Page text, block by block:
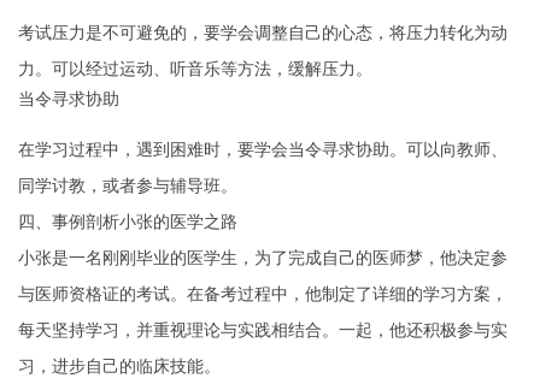
考试压力是不可避免的，要学会调整自己的心态，将压力转化为动
力。可以经过运动、听音乐等方法，缓解压力。
当令寻求协助
在学习过程中，遇到困难时，要学会当令寻求协助。可以向教师、
同学讨教，或者参与辅导班。
四、事例剖析小张的医学之路
小张是一名刚刚毕业的医学生，为了完成自己的医师梦，他决定参
与医师资格证的考试。在备考过程中，他制定了详细的学习方案，
每天坚持学习，并重视理论与实践相结合。一起，他还积极参与实
习，进步自己的临床技能。